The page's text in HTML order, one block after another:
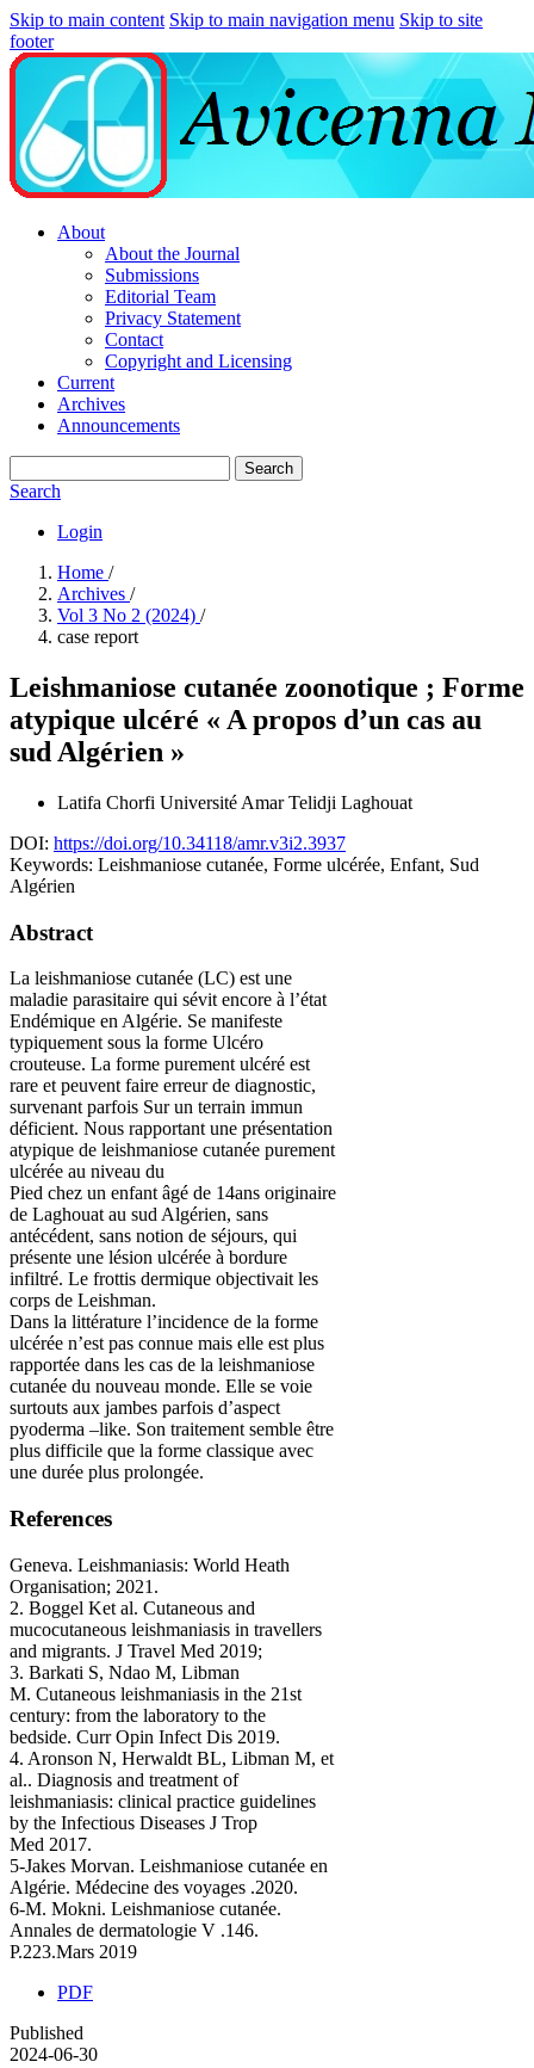
Skip to main content Skip to main navigation menu Skip to site
footer
About
About the Journal
Submissions
Editorial Team
Privacy Statement
Contact
Copyright and Licensing
Current
Archives
Announcements
Search
Search
Login
Home /
Archives /
Vol 3 No 2 (2024) /
case report
Leishmaniose cutanée zoonotique ; Forme
atypique ulcéré « A propos d’un cas au
sud Algérien »
Latifa Chorfi Université Amar Telidji Laghouat
DOI: https://doi.org/10.34118/amr.v3i2.3937
Keywords: Leishmaniose cutanée, Forme ulcérée, Enfant, Sud
Algérien
Abstract
La leishmaniose cutanée (LC) est une
maladie parasitaire qui sévit encore à l’état
Endémique en Algérie. Se manifeste
typiquement sous la forme Ulcéro
crouteuse. La forme purement ulcéré est
rare et peuvent faire erreur de diagnostic,
survenant parfois Sur un terrain immun
déficient. Nous rapportant une présentation
atypique de leishmaniose cutanée purement
ulcérée au niveau du
Pied chez un enfant âgé de 14ans originaire
de Laghouat au sud Algérien, sans
antécédent, sans notion de séjours, qui
présente une lésion ulcérée à bordure
infiltré. Le frottis dermique objectivait les
corps de Leishman.
Dans la littérature l’incidence de la forme
ulcérée n’est pas connue mais elle est plus
rapportée dans les cas de la leishmaniose
cutanée du nouveau monde. Elle se voie
surtouts aux jambes parfois d’aspect
pyoderma –like. Son traitement semble être
plus difficile que la forme classique avec
une durée plus prolongée.
References
Geneva. Leishmaniasis: World Heath
Organisation; 2021.
2. Boggel Ket al. Cutaneous and
mucocutaneous leishmaniasis in travellers
and migrants. J Travel Med 2019;
3. Barkati S, Ndao M, Libman
M. Cutaneous leishmaniasis in the 21st
century: from the laboratory to the
bedside. Curr Opin Infect Dis 2019.
4. Aronson N, Herwaldt BL, Libman M, et
al.. Diagnosis and treatment of
leishmaniasis: clinical practice guidelines
by the Infectious Diseases J Trop
Med 2017.
5-Jakes Morvan. Leishmaniose cutanée en
Algérie. Médecine des voyages .2020.
6-M. Mokni. Leishmaniose cutanée.
Annales de dermatologie V .146.
P.223.Mars 2019
PDF
Published
2024-06-30